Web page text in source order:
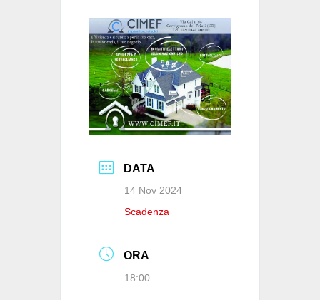
o
k
p
DATA
14 Nov 2024
Scadenza
ORA
18:00